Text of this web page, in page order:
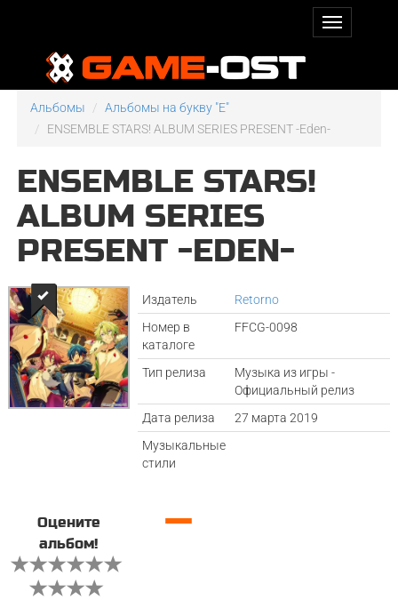
Альбомы
Альбомы на букву "E"
ENSEMBLE STARS! ALBUM SERIES PRESENT -Eden-
ENSEMBLE STARS!
ALBUM SERIES
PRESENT -EDEN-
Издатель
Retorno
Номер в
каталоге
FFCG-0098
Тип релиза
Музыка из игры -
Официальный релиз
Дата релиза
27 марта 2019
Музыкальные
стили
Оцените
альбом!
—